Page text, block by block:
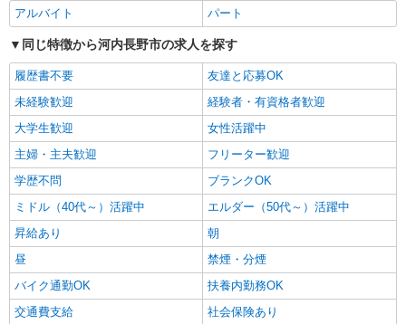
アルバイト パート
同じ特徴から河内長野市の求人を探す
履歴書不要
友達と応募OK
未経験歓迎
経験者・有資格者歓迎
大学生歓迎
女性活躍中
主婦・主夫歓迎
フリーター歓迎
学歴不問
ブランクOK
ミドル（40代～）活躍中
エルダー（50代～）活躍中
昇給あり
朝
昼
禁煙・分煙
バイク通勤OK
扶養内勤務OK
交通費支給
社会保険あり